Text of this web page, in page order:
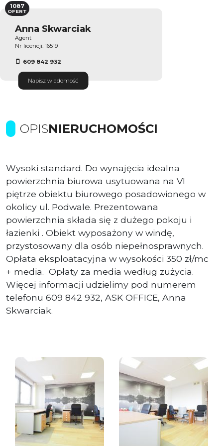
Anna Skwarciak
Agent
Nr licencji: 16519
609 842 932
Napisz wiadomość
1087
OFERT
OPISNIERUCHOMOŚCI
Wysoki standard. Do wynajęcia idealna
powierzchnia biurowa usytuowana na VI
piętrze obiektu biurowego posadowionego w
okolicy ul. Podwale. Prezentowana
powierzchnia składa się z dużego pokoju i
łazienki . Obiekt wyposażony w windę,
przystosowany dla osób niepełnosprawnych.
Opłata eksploatacyjna w wysokości 350 zł/mc
+ media. Opłaty za media według zużycia.
Więcej informacji udzielimy pod numerem
telefonu 609 842 932, ASK OFFICE, Anna
Skwarciak.